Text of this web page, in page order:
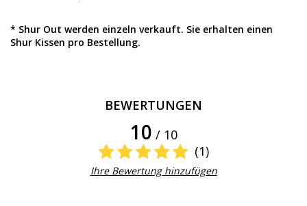
* Shur Out werden einzeln verkauft. Sie erhalten einen
Shur Kissen pro Bestellung.
BEWERTUNGEN
10 / 10
(1)
Ihre Bewertung hinzufügen